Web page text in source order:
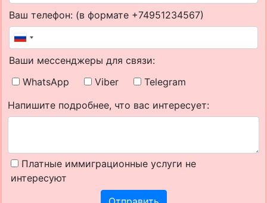
Ваш телефон: (в формате +74951234567)
Ваши мессенджеры для связи:
WhatsApp
Viber
Telegram
Напишите подробнее, что вас интересует:
Платные иммиграционные услуги не
интересуют